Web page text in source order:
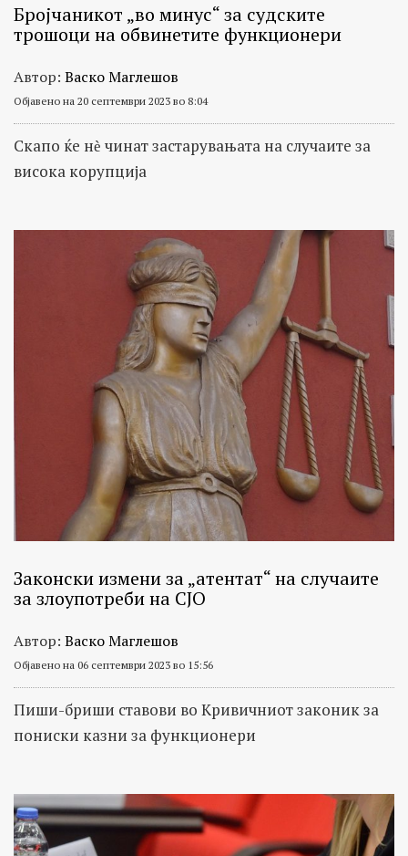
Бројчаникот „во минус“ за судските
трошоци на обвинетите функционери
Автор: Васко Маглешов
Објавено на 20 септември 2023 во 8:04
Скапо ќе нѐ чинат застарувањата на случаите за
висока корупција
Законски измени за „атентат“ на случаите
за злоупотреби на СЈО
Автор: Васко Маглешов
Објавено на 06 септември 2023 во 15:56
Пиши-бриши ставови во Кривичниот законик за
пониски казни за функционери